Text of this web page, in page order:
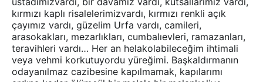
kırmızı kaplı risalelerimizvardı, kırmızı renkli açık
çayımız vardı, güzelim Urfa vardı, camileri,
arasokakları, mezarlıkları, cumbalıevleri, ramazanları,
teravihleri vardı… Her an helakolabileceğim ihtimali
veya vehmi korkutuyordu yüreğimi. Başkaldırmanın
odayanılmaz cazibesine kapılmamak, kapılarımı